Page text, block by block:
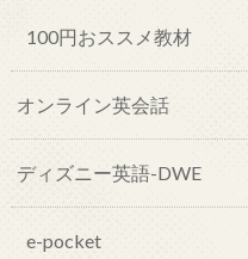
100円おススメ教材
オンライン英会話
ディズニー英語-DWE
e-pocket